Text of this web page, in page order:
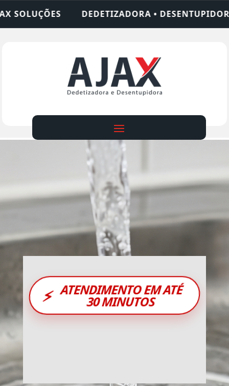
• DESENTUPIDORA • LIMPEZA DE FOSSA •
⚡ ATENDIMENTO EM ATÉ
30 MINUTOS